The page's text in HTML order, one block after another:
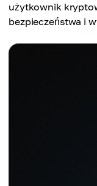
użytkownik
bezpieczeństwa i